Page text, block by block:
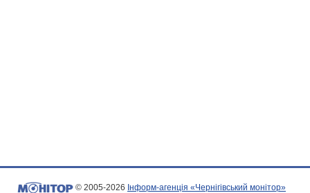
© 2005-2026 Інформ-агенція «Чернігівський монітор»